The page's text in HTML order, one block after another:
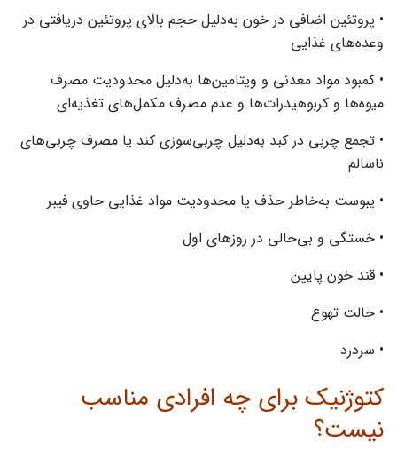
• پروتئین اضافی در خون به‌دلیل حجم بالای پروتئین دریافتی در
وعده‌های غذایی
• کمبود مواد معدنی و ویتامین‌ها به‌دلیل محدودیت مصرف
میوه‌ها و کربوهیدرات‌ها و عدم مصرف مکمل‌های تغذیه‌ای
• تجمع چربی در کبد به‌دلیل چربی‌سوزی کند یا مصرف چربی‌های
ناسالم
• یبوست به‌خاطر حذف یا محدودیت مواد غذایی‌ حاوی فیبر
• خستگی و بی‌حالی در روزهای اول
• قند خون پایین
• حالت تهوع
• سردرد
کتوژنیک برای چه افرادی مناسب
نیست؟